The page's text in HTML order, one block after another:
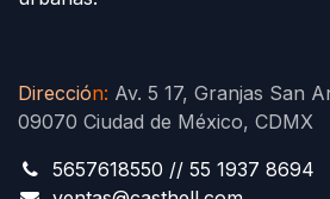
Dirección: Av. 5 17, Granjas San
09070 Ciudad de México, CDMX
5657618550 // 55 1937 8694